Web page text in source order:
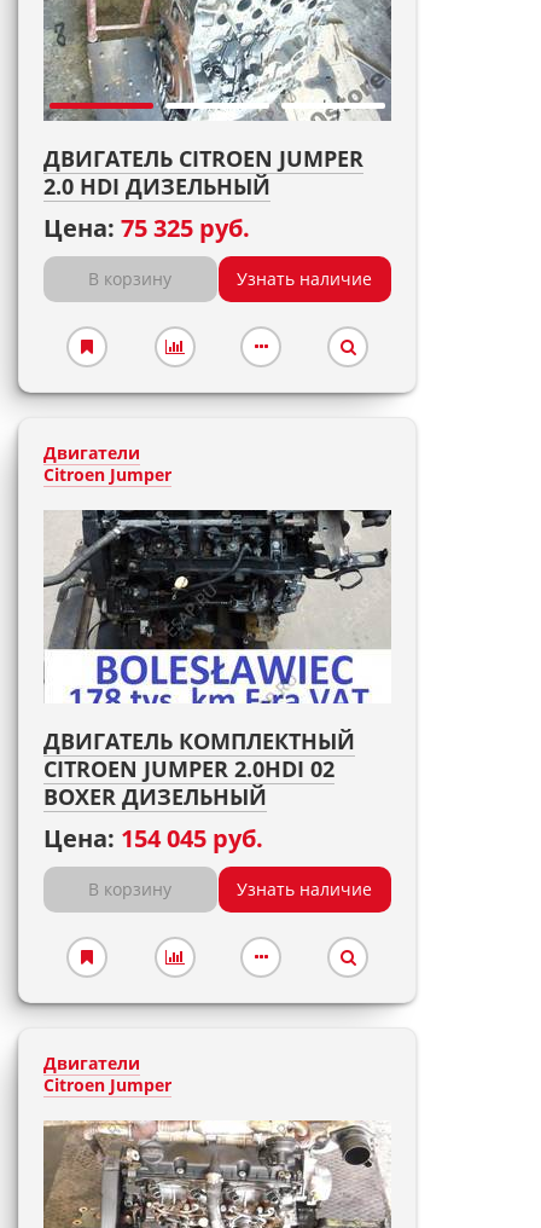
ДВИГАТЕЛЬ CITROEN JUMPER
2.0 HDI ДИЗЕЛЬНЫЙ
Цена: 75 325 руб.
В корзину Узнать наличие
Двигатели
Citroen Jumper
ДВИГАТЕЛЬ КОМПЛЕКТНЫЙ
CITROEN JUMPER 2.0HDI 02
BOXER ДИЗЕЛЬНЫЙ
Цена: 154 045 руб.
В корзину Узнать наличие
Двигатели
Citroen Jumper